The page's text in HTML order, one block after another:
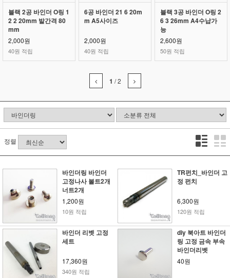
블랙 2공 바인더 O링 1
2 2 20mm 발간격 80
mm
2,000원
40원 적립
6공 바인더 21 6 20m
m A5사이즈
2,000원
40원 적립
블랙 3공 바인더 O링 2
6 3 26mm A4수납가
능
2,600원
50원 적립
1 /2
정렬
바인더링 바인더
고정나사 볼트2개
너트2개
1,200원
10원 적립
TR펀치_바인더 고
정 펀치
6,300원
120원 적립
바인더 리벳 고정
세트
17,360원
340원 적립
diy 북아트 바인더
링 고정 금속 부속
바인더리벳
40원